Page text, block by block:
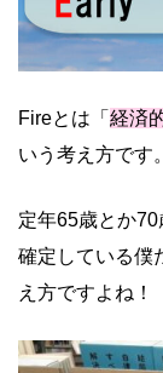
Fireとは「 経済
いう考え方です。
定年65歳とか
確定している僕
え方ですよね！